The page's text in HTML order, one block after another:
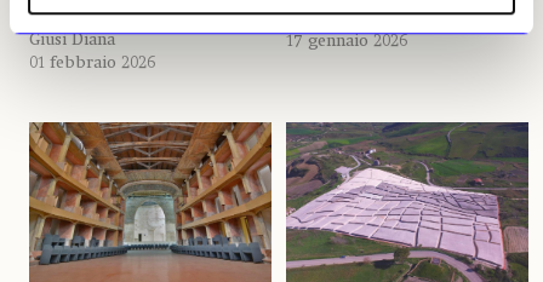
radicalismo anglosassone»
Giusi Diana
01 febbraio 2026
Giusi Diana
17 gennaio 2026